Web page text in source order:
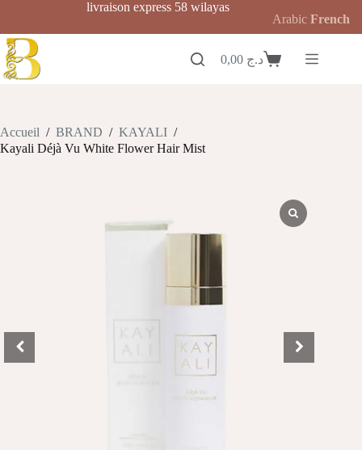
contenu
livraison express 58 wilayas
Panierد.ج
Accueil / BRAND / KAYALI /
Kayali Déjà Vu White Flower Hair Mist
Arabic French